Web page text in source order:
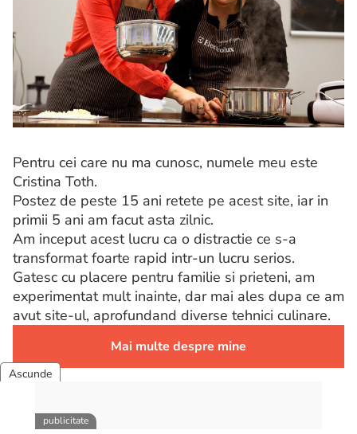
Pentru cei care nu ma cunosc, numele meu este
Cristina Toth.
Postez de peste 15 ani retete pe acest site, iar in
primii 5 ani am facut asta zilnic.
Am inceput acest lucru ca o distractie ce s-a
transformat foarte rapid intr-un lucru serios.
Gatesc cu placere pentru familie si prieteni, am
experimentat mult inainte, dar mai ales dupa ce am
avut site-ul, aprofundand diverse tehnici culinare.
Mai multe despre mine
Retete